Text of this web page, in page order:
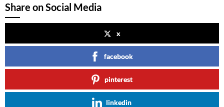
Share on Social Media
x
facebook
pinterest
linkedin